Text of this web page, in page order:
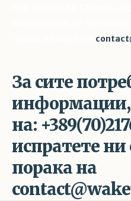
За сите
информации,
на:
испратете ни
порака на